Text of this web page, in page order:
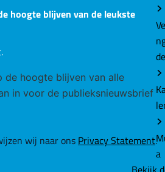
a
hoogte blijven van de leukste
de hoogte blijven van alle
in voor de publieksnieuwsbrief
wij naar ons Privacy Statement.